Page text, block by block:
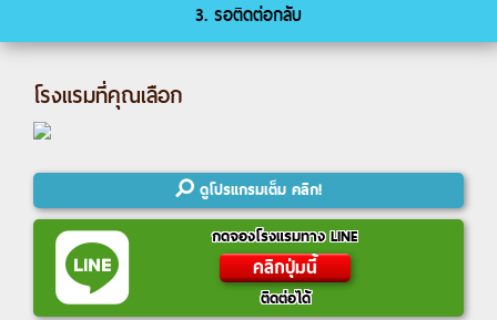
3. รอติดต่อกลับ
โรงแรมที่คุณเลือก
ดูโปรแกรมเต็ม คลิก!
กดจองโรงแรมทาง LINE
คลิกปุ่มนี้
ติดต่อได้